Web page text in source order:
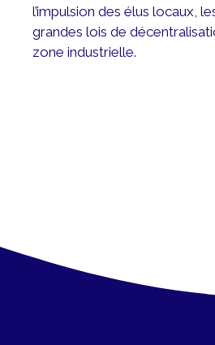
l’impulsion des élus locaux,
grandes lois de
zone industrielle.